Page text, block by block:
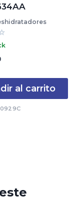
al carrito